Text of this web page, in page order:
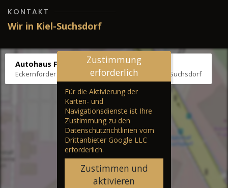
KONTAKT
Wir in Kiel-Suchsdorf
Autohaus Fräter
Eckernförder Str. /Klausbrooker Weg 1, 24107 Kiel-Suchsdorf
Zustimmung
erforderlich
Für die Aktivierung der
Karten- und
Navigationsdienste ist Ihre
Zustimmung zu den
Datenschutzrichtlinien vom
Drittanbieter Google LLC
erforderlich.
Zustimmen und
aktivieren